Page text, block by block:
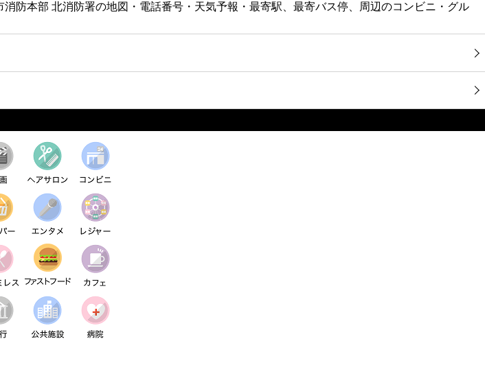
防本部 北消防署の地図・電話番号・天気予報・最寄駅、最寄バス停、周辺のコンビニ・グル